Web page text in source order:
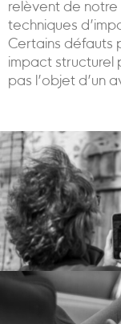
relèvent de notre
techniques
Certains défauts
impact structurel
pas l’objet d’un